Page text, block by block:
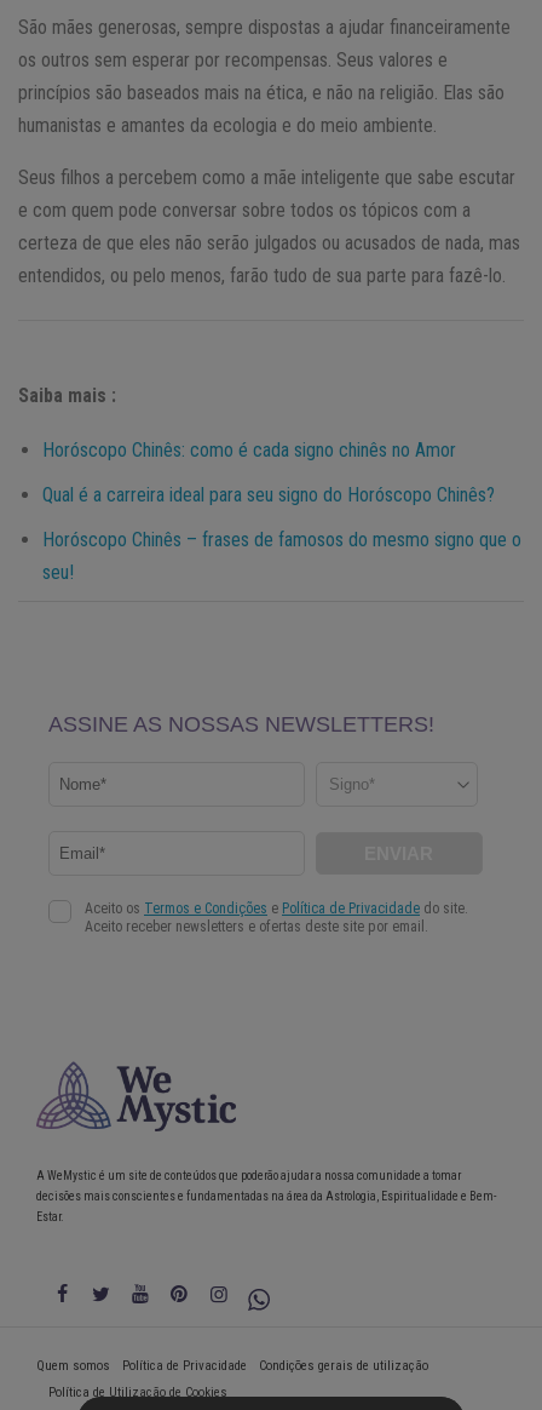
São mães generosas, sempre dispostas a ajudar financeiramente
os outros sem esperar por recompensas. Seus valores e
princípios são baseados mais na ética, e não na religião. Elas são
humanistas e amantes da ecologia e do meio ambiente.
Seus filhos a percebem como a mãe inteligente que sabe escutar
e com quem pode conversar sobre todos os tópicos com a
certeza de que eles não serão julgados ou acusados ​​de nada, mas
entendidos, ou pelo menos, farão tudo de sua parte para fazê-lo.
Saiba mais :
Horóscopo Chinês: como é cada signo chinês no Amor
Qual é a carreira ideal para seu signo do Horóscopo Chinês?
Horóscopo Chinês – frases de famosos do mesmo signo que o
seu!
A WeMystic é um site de conteúdos que poderão ajudar a nossa comunidade a tomar
decisões mais conscientes e fundamentadas na área da Astrologia, Espiritualidade e Bem-
Estar.
Quem somos Política de Privacidade
Condições gerais de utilização
Política de Utilização de Cookies